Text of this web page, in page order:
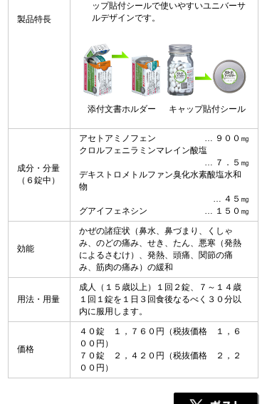
製品特長
ップ貼付シールで使いやすいユニバーサ
ルデザインです。
添付文書ホルダー キャップ貼付シール
成分・分量
（６錠中）
アセトアミノフェン
９００㎎
クロルフェニラミンマレイン酸塩
７．５㎎
デキストロメトルファン臭化水素酸塩水和
物
４５㎎
グアイフェネシン
１５０㎎
効能
かぜの諸症状（鼻水、鼻づまり、くしゃ
み、のどの痛み、せき、たん、悪寒（発熱
によるさむけ）、発熱、頭痛、関節の痛
み、筋肉の痛み）の緩和
用法・用量
成人（１５歳以上）１回２錠、７～１４歳
１回１錠を１日３回食後なるべく３０分以
内に服用します。
価格
４０錠 １，７６０円（税抜価格 １，６
００円）
７０錠 ２，４２０円（税抜価格 ２，２
００円）